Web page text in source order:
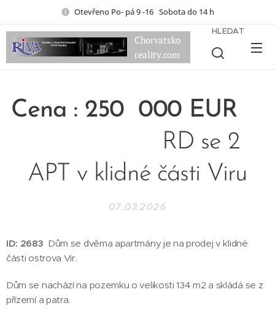
Otevřeno Po- pá 9 -16 Sobota do 14 h
Chorvatsko
reality.com
HLEDAT
Cena : 250 000 EUR
RD se 2
APT v klidné části Viru
07.03.2026
ID: 2683 Dům se dvěma apartmány je na prodej v klidné
části ostrova Vir.
Dům se nachází na pozemku o velikosti 134 m2 a skládá se z
přízemí a patra.